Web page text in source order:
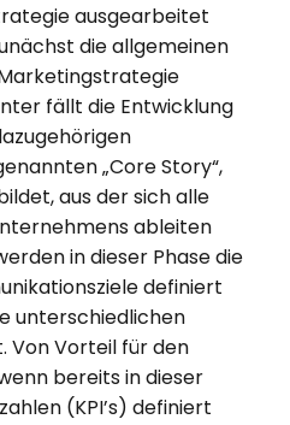
ausgearbeitet
die allgemeinen
fällt die Entwicklung
„Core Story“,
aus der sich alle
ableiten
in dieser Phase die
definiert
unterschiedlichen
Von Vorteil für den
bereits in dieser
(KPI’s) definiert